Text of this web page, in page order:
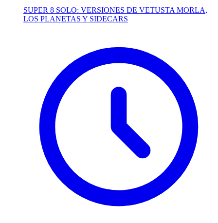
SUPER 8 SOLO: VERSIONES DE VETUSTA MORLA,
LOS PLANETAS Y SIDECARS